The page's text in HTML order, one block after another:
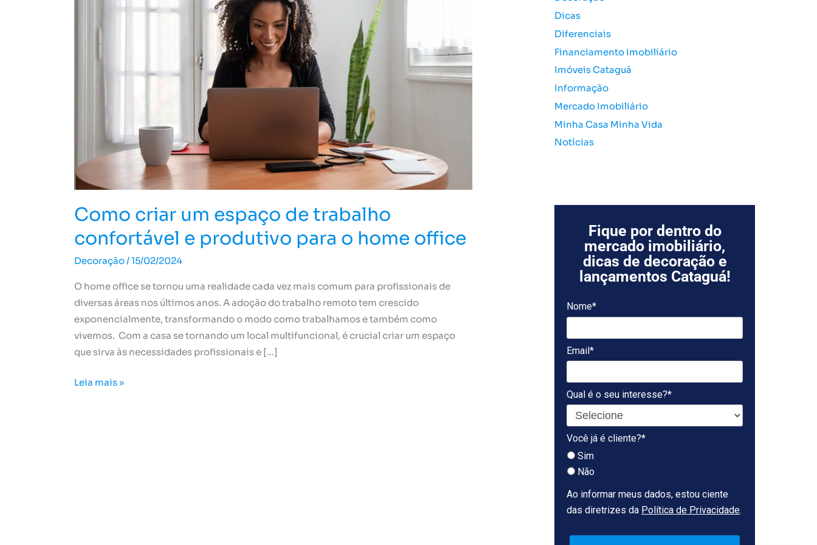
Como criar um espaço de trabalho
confortável e produtivo para o home office
Decoração/15/02/2024
O home office se tornou uma realidade cada vez mais comum para profissionais de
diversas áreas nos últimos anos. A adoção do trabalho remoto tem crescido
exponencialmente, transformando o modo como trabalhamos e também como
vivemos. Com a casa se tornando um local multifuncional, é crucial criar um espaço
que sirva às necessidades profissionais e […]
confortável
produtivo
Leia mais »
o
r
Dicas
Diferenciais
Financiamento Imobiliário
Imóveis Cataguá
Informação
Mercado Imobiliário
Minha Casa Minha Vida
Notícias
Fique por dentro do
mercado imobiliário,
dicas de decoração e
lançamentos Cataguá!
Nome*
Email*
Qual é o seu interesse?*
Você já é cliente?*
Sim
Não
Ao informar meus dados, estou ciente
das diretrizes da Política de Privacidade.